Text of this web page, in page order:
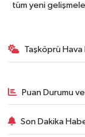
tüm yeni
Taşköprü Hava
Puan Durumu
Son Dakika